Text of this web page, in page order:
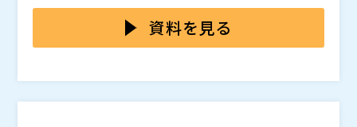
り、通常業務と並行して進める少人数の情シス体制で
は、大きな負担となるケースもあります。
例えば、 「ワークフローや項目が多すぎて、結局“最低
い出す必要があり、関係部署との調整に追われる」
「問い合わせ対応に加え、サービス要求、インシデン
事業規模がさらに拡大し、専任担当を置ける体制であれ
資料を見る